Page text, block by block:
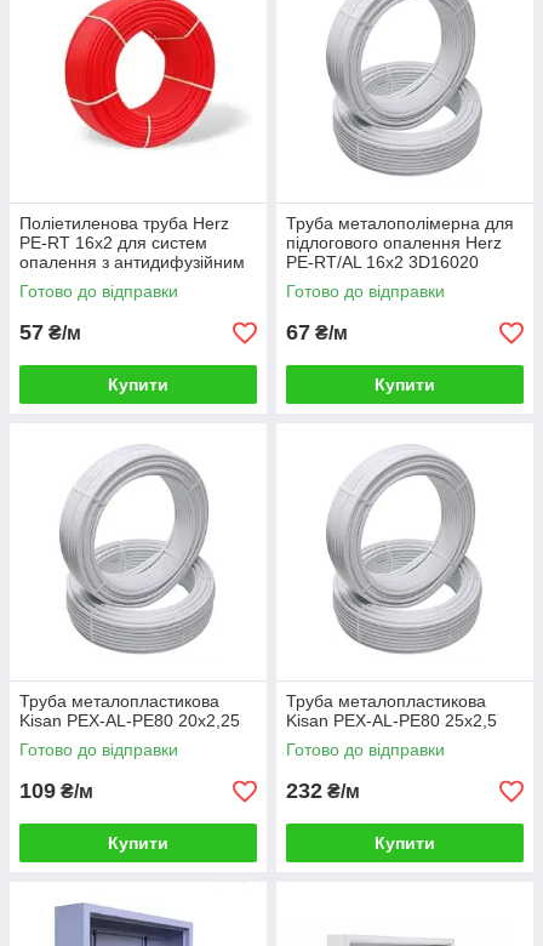
Поліетиленова труба Herz
PE-RT 16x2 для систем
опалення з антидифузійним
шаром EVOH
Готово до відправки
57 ₴/м
Купити
Труба металополімерна для
підлогового опалення Herz
PE-RT/AL 16х2 3D16020
Готово до відправки
67 ₴/м
Купити
Труба металопластикова
Kisan PEX-AL-PE80 20x2,25
Готово до відправки
109 ₴/м
Купити
Труба металопластикова
Kisan PEX-AL-PE80 25x2,5
Готово до відправки
232 ₴/м
Купити